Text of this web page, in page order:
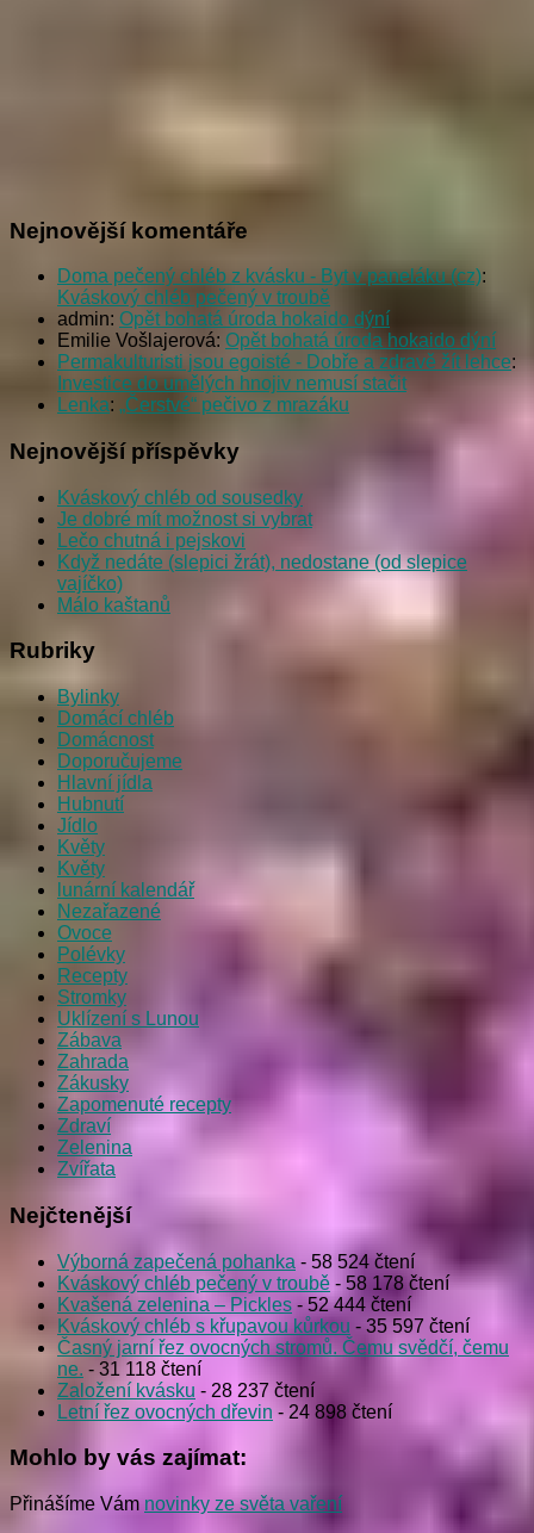
Nejnovější komentáře
Doma pečený chléb z kvásku - Byt v paneláku (cz):
Kváskový chléb pečený v troubě
admin: Opět bohatá úroda hokaido dýní
Emilie Vošlajerová: Opět bohatá úroda hokaido dýní
Permakulturisti jsou egoisté - Dobře a zdravě žít lehce:
Investice do umělých hnojiv nemusí stačit
Lenka: „Čerstvé“ pečivo z mrazáku
Nejnovější příspěvky
Kváskový chléb od sousedky
Je dobré mít možnost si vybrat
Lečo chutná i pejskovi
Když nedáte (slepici žrát), nedostane (od slepice
vajíčko)
Málo kaštanů
Rubriky
Bylinky
Domácí chléb
Domácnost
Doporučujeme
Hlavní jídla
Hubnutí
Jídlo
Květy
Květy
lunární kalendář
Nezařazené
Ovoce
Polévky
Recepty
Stromky
Uklízení s Lunou
Zábava
Zahrada
Zákusky
Zapomenuté recepty
Zdraví
Zelenina
Zvířata
Nejčtenější
Výborná zapečená pohanka - 58 524 čtení
Kváskový chléb pečený v troubě - 58 178 čtení
Kvašená zelenina – Pickles - 52 444 čtení
Kváskový chléb s křupavou kůrkou - 35 597 čtení
Časný jarní řez ovocných stromů. Čemu svědčí, čemu
ne. - 31 118 čtení
Založení kvásku - 28 237 čtení
Letní řez ovocných dřevin - 24 898 čtení
Mohlo by vás zajímat:
Přinášíme Vám novinky ze světa vaření